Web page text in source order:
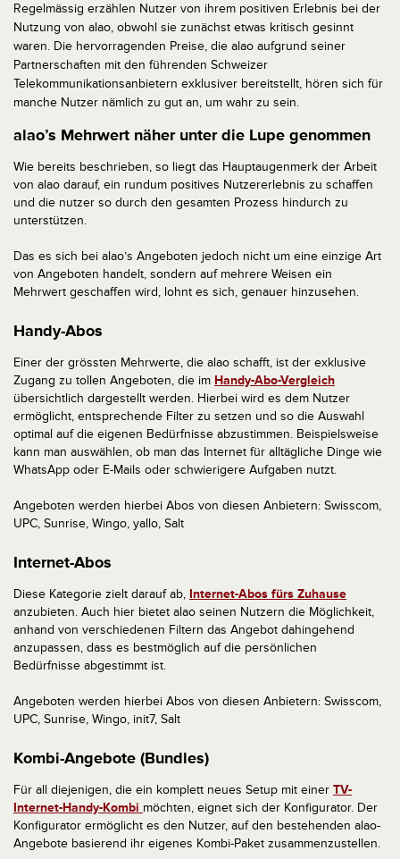
Regelmässig erzählen Nutzer von ihrem positiven Erlebnis bei der
Nutzung von alao, obwohl sie zunächst etwas kritisch gesinnt
waren. Die hervorragenden Preise, die alao aufgrund seiner
Partnerschaften mit den führenden Schweizer
Telekommunikationsanbietern exklusiver bereitstellt, hören sich für
manche Nutzer nämlich zu gut an, um wahr zu sein.
alao’s Mehrwert näher unter die Lupe genommen
Wie bereits beschrieben, so liegt das Hauptaugenmerk der Arbeit
von alao darauf, ein rundum positives Nutzererlebnis zu schaffen
und die nutzer so durch den gesamten Prozess hindurch zu
unterstützen.
Das es sich bei alao’s Angeboten jedoch nicht um eine einzige Art
von Angeboten handelt, sondern auf mehrere Weisen ein
Mehrwert geschaffen wird, lohnt es sich, genauer hinzusehen.
Handy-Abos
Einer der grössten Mehrwerte, die alao schafft, ist der exklusive
Zugang zu tollen Angeboten, die im Handy-Abo-Vergleich
übersichtlich dargestellt werden. Hierbei wird es dem Nutzer
ermöglicht, entsprechende Filter zu setzen und so die Auswahl
optimal auf die eigenen Bedürfnisse abzustimmen. Beispielsweise
kann man auswählen, ob man das Internet für alltägliche Dinge wie
WhatsApp oder E-Mails oder schwierigere Aufgaben nutzt.
Angeboten werden hierbei Abos von diesen Anbietern: Swisscom,
UPC, Sunrise, Wingo, yallo, Salt
Internet-Abos
Diese Kategorie zielt darauf ab, Internet-Abos fürs Zuhause
anzubieten. Auch hier bietet alao seinen Nutzern die Möglichkeit,
anhand von verschiedenen Filtern das Angebot dahingehend
anzupassen, dass es bestmöglich auf die persönlichen
Bedürfnisse abgestimmt ist.
Angeboten werden hierbei Abos von diesen Anbietern: Swisscom,
UPC, Sunrise, Wingo, init7, Salt
Kombi-Angebote (Bundles)
Für all diejenigen, die ein komplett neues Setup mit einer TV-
Internet-Handy-Kombi möchten, eignet sich der Konfigurator. Der
Konfigurator ermöglicht es den Nutzer, auf den bestehenden alao-
Angebote basierend ihr eigenes Kombi-Paket zusammenzustellen.